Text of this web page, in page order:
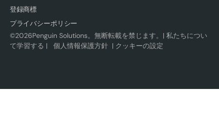
登録商標
プライバシーポリシー
©2026Penguin Solutions。無断転載を禁じます。|私たちについ
て学習する | 個人情報保護方針 | クッキーの設定